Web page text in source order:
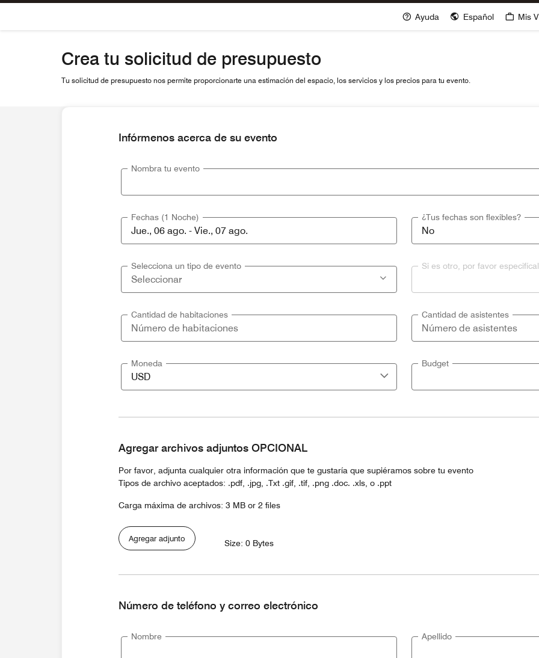
Skip To Content
Ayuda Español Mis
Crea tu solicitud de presupuesto
Tu solicitud de presupuesto nos permite proporcionarte una estimación del espacio, los servicios y los precios para tu evento.
Infórmenos acerca de su evento
Nombra tu evento
Fechas (1 Noche) ¿Tus fechas son flexibles?
Selecciona un tipo de evento Si es otro, por favor
Cantidad de habitaciones Cantidad de asistentes
Moneda Budget
Agregar archivos adjuntos OPCIONAL
Por favor, adjunta cualquier otra información que te gustaría que supiéramos sobre tu evento
Tipos de archivo aceptados: .pdf, .jpg, .Txt .gif, .tif, .png .doc. .xls, o .ppt
Carga máxima de archivos: 3 MB or 2 files
Agregar adjunto Size: 0 Bytes
Número de teléfono y correo electrónico
Nombre Apellido